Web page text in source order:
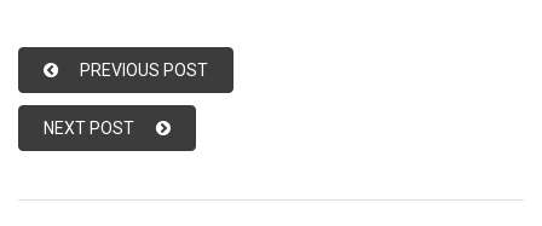
PREVIOUS POST
NEXT POST